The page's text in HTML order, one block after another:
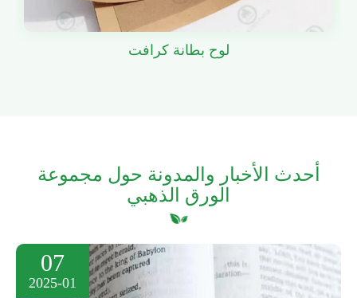
لوح بطانة كرافت
أحدث الأخبار والمدونة حول مجموعة
الورق الذهبي
07
2025-01